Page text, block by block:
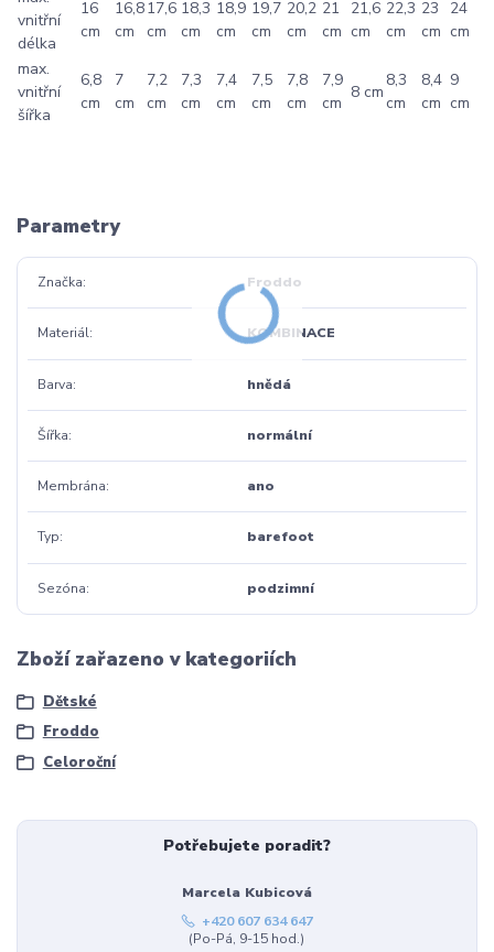
vnitřní
délka
16
cm
16,8
cm
17,6
cm
18,3
cm
18,9
cm
19,7
cm
20,2
cm
21
cm
21,6
cm
22,3
cm
23
cm
24
cm
max.
vnitřní
šířka
6,8
cm
7
cm
7,2
cm
7,3
cm
7,4
cm
7,5
cm
7,8
cm
7,9
cm
8 cm
8,3
cm
8,4
cm
9
cm
Parametry
Značka Froddo
Materiál KOMBINACE
Barva hnědá
Šířka normální
Membrána ano
Typ barefoot
Sezóna podzimní
Zboží zařazeno v kategoriích
Dětské
Froddo
Celoroční
Potřebujete poradit?
Marcela Kubicová
+420 607 634 647
(Po-Pá, 9-15 hod.)